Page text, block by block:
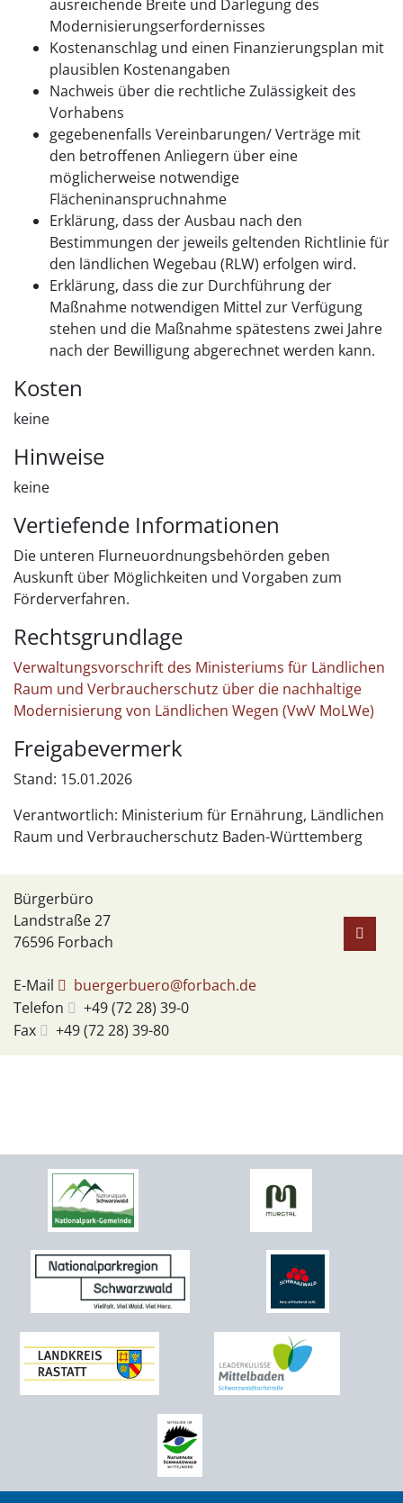
ausreichende Breite und Darlegung des
Modernisierungserfordernisses
Kostenanschlag und einen Finanzierungsplan mit
plausiblen Kostenangaben
Nachweis über die rechtliche Zulässigkeit des
Vorhabens
gegebenenfalls Vereinbarungen/ Verträge mit
den betroffenen Anliegern über eine
möglicherweise notwendige
Flächeninanspruchnahme
Erklärung, dass der Ausbau nach den
Bestimmungen der jeweils geltenden Richtlinie für
den ländlichen Wegebau (RLW) erfolgen wird.
Erklärung, dass die zur Durchführung der
Maßnahme notwendigen Mittel zur Verfügung
stehen und die Maßnahme spätestens zwei Jahre
nach der Bewilligung abgerechnet werden kann.
Kosten
keine
Hinweise
keine
Vertiefende Informationen
Die unteren Flurneuordnungsbehörden geben
Auskunft über Möglichkeiten und Vorgaben zum
Förderverfahren.
Rechtsgrundlage
Verwaltungsvorschrift des Ministeriums für Ländlichen
Raum und Verbraucherschutz über die nachhaltige
Modernisierung von Ländlichen Wegen (VwV MoLWe)
Freigabevermerk
Stand: 15.01.2026
Verantwortlich: Ministerium für Ernährung, Ländlichen
Raum und Verbraucherschutz Baden-Württemberg
Bürgerbüro
Landstraße 27
76596 Forbach
E-Mail
buergerbuero@forbach.de
Telefon
+49 (7228) 39-0
Fax
+49 (7228) 39-80